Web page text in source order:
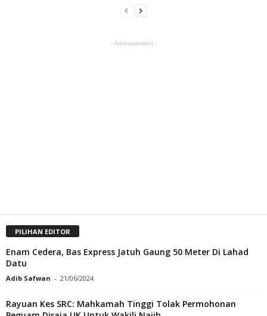
- Advertisement -
PILIHAN EDITOR
Enam Cedera, Bas Express Jatuh Gaung 50 Meter Di Lahad
Datu
Adib Safwan - 21/06/2024
Rayuan Kes SRC: Mahkamah Tinggi Tolak Permohonan